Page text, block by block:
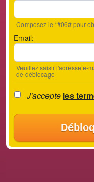
Composez le *#06# pour
Email:
Veuillez saisir l'adresse e-
de déblocage
J'accepte les